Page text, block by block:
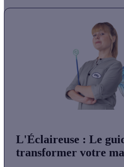
L'Éclaireuse : Le
transformer votre